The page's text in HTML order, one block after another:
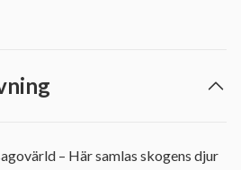
– Här samlas skogens djur